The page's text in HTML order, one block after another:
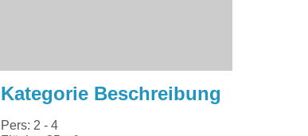
Kategorie Beschreibung
Pers: 2 - 4